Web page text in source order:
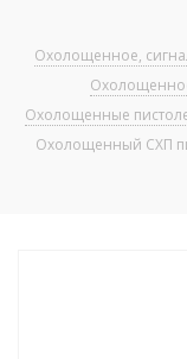
Охолощенное,
Охолощенные
Охолощенный СХП